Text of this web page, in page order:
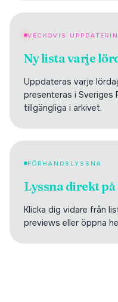
VECKOVIS
Ny lista varje
Uppdateras varje
presenteras i Sveriges
tillgängliga i arkivet.
FÖRHANDSLYSSNA
Lyssna direkt
Klicka dig vidare från
previews eller öppna